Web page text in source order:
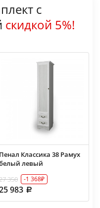
с
скидкой 5%!
Пенал Классика 38 Рамух
левый
350
-1 368₽
983